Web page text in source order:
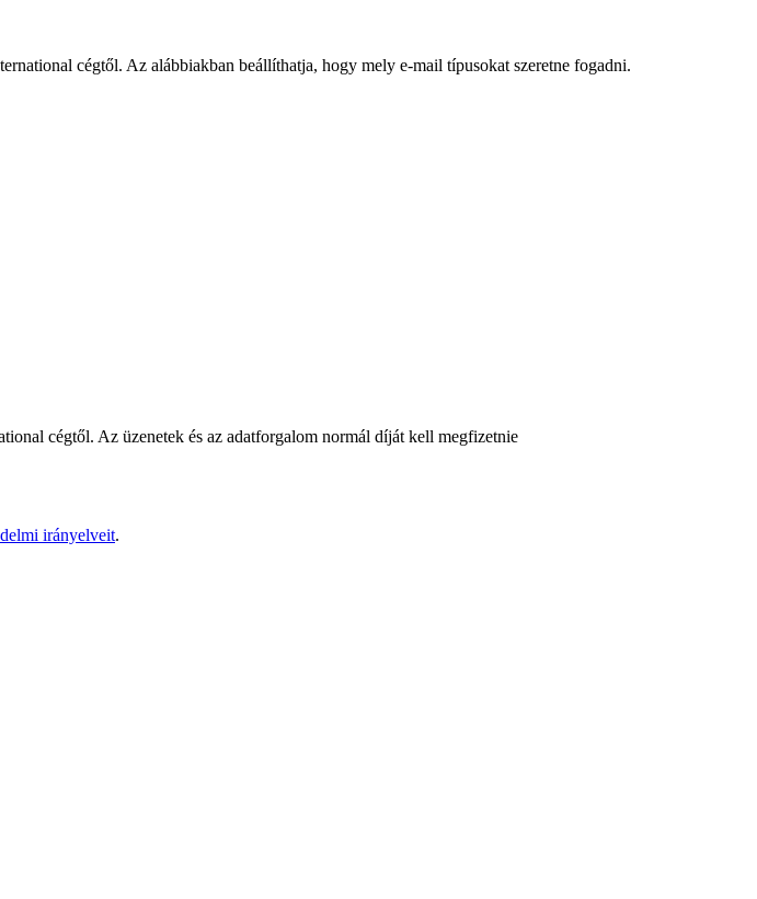
cégtől. Az alábbiakban beállíthatja, hogy mely e-mail típusokat szeretne fogadni.
cégtől. Az üzenetek és az adatforgalom normál díját kell megfizetnie
irányelveit.